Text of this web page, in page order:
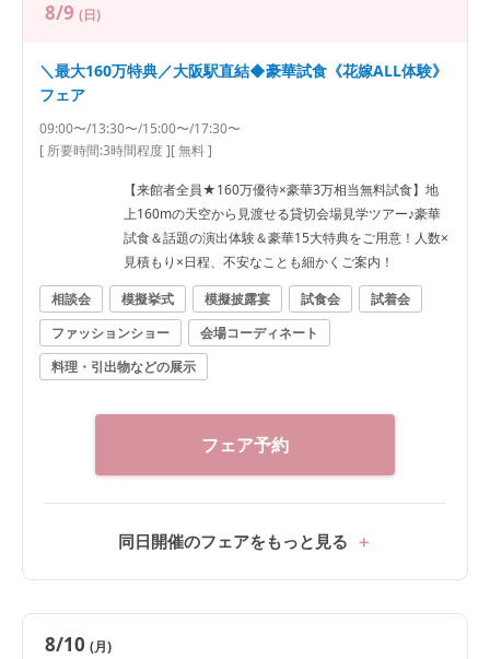
8/9 (日)
＼最大160万特典／大阪駅直結◆豪華試食《花嫁ALL体験》
フェア
09:00〜/13:30〜/15:00〜/17:30〜
[ 所要時間:3時間程度][ 無料 ]
【来館者全員★160万優待×豪華3万相当無料試食】地
上160mの天空から見渡せる貸切会場見学ツアー♪豪華
試食＆話題の演出体験＆豪華15大特典をご用意！人数×
見積もり×日程、不安なことも細かくご案内！
相談会
模擬挙式 模擬披露宴 試食会
試着会
ファッションショー
会場コーディネート
料理・引出物などの展示
フェア予約
同日開催のフェアをもっと見る
8/10 (月)